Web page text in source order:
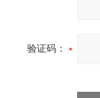
验证码：